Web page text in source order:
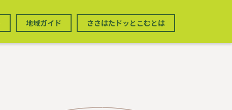
地域ガイド ささはたドッとこむとは